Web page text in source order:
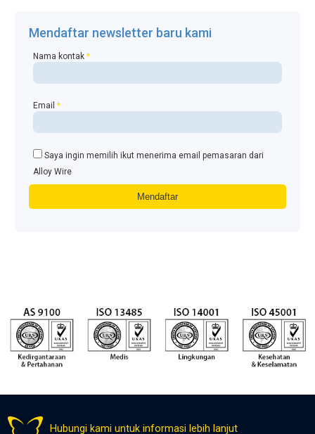
Mendaftar newsletter baru kami
Nama kontak*
Email*
Saya ingin memilih ikut menerima email pemasaran dari
Alloy Wire
Hubungi kami untuk informasi lebih lanjut